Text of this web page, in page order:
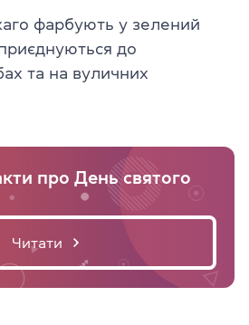
фарбують у зелений
до
та на вуличних
про День святого
Читати